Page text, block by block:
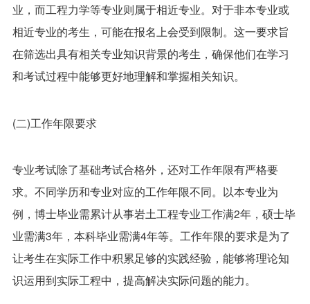
业，而工程力学等专业则属于相近专业。对于非本专业或
相近专业的考生，可能在报名上会受到限制。这一要求旨
在筛选出具有相关专业知识背景的考生，确保他们在学习
和考试过程中能够更好地理解和掌握相关知识。
(二)工作年限要求
专业考试除了基础考试合格外，还对工作年限有严格要
求。不同学历和专业对应的工作年限不同。以本专业为
例，博士毕业需累计从事岩土工程专业工作满2年，硕士毕
业需满3年，本科毕业需满4年等。工作年限的要求是为了
让考生在实际工作中积累足够的实践经验，能够将理论知
识运用到实际工程中，提高解决实际问题的能力。